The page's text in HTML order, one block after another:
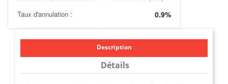
Taux d'annulation : 0.9%
Description
Détails